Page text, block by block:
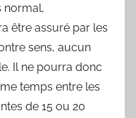
normal,
être assuré par les
sens, aucun
Il ne pourra donc
temps entre les
de 15 ou 20